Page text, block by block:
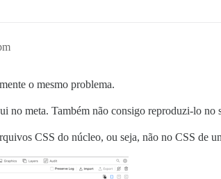
o mesmo problema.
meta. Também não consigo reproduzi-lo no
CSS do núcleo, ou seja, não no CSS de